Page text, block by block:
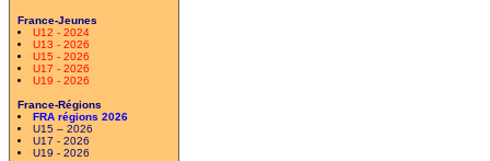
France-Jeunes
U12 - 2024
U13 - 2026
U15 - 2026
U17 - 2026
U19 - 2026
France-Régions
FRA régions 2026
U15 – 2026
U17 - 2026
U19 - 2026